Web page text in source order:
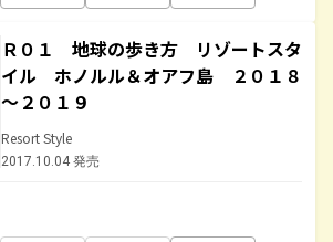
Ｒ０１ 地球の歩き方 リゾートスタ
イル ホノルル＆オアフ島 ２０１８
～２０１９
Resort Style
2017.10.04 発売